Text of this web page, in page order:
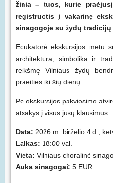
žinia – tuos, kurie
registruotis į vakarinę
sinagogoje su žydų tradicijų
Edukatorė ekskursijos metu
architektūra, simbolika ir
reikšmę Vilniaus žydų
praeities iki šių dienų.
Po ekskursijos pakviesime
atsakys į visus jūsų klausimus.
Data: 2026 m. birželio 4 d.,
Laikas: 18:00 val.
Vieta: Vilniaus choralinė
Auka sinagogai: 5 EUR